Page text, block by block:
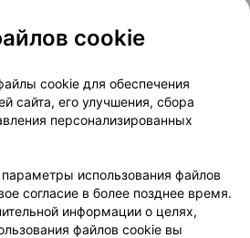
с фаской, со вкусом
смородины).
полимерной или по 5
ячейковой упаковке из
и фольги контурные
вместе с листком-вкладышем
cookie
cookie для обеспечения
сайта, его улучшения, сбора
персонализированных
использования файлов
согласие в более позднее время.
информации о целях,
файлов cookie вы